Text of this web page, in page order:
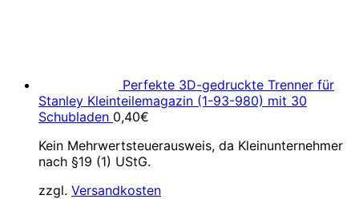
Perfekte 3D-gedruckte Trenner für
Stanley Kleinteilemagazin (1-93-980) mit 30
Schubladen 0,40€
Kein Mehrwertsteuerausweis, da Kleinunternehmer
nach §19 (1) UStG.
zzgl. Versandkosten